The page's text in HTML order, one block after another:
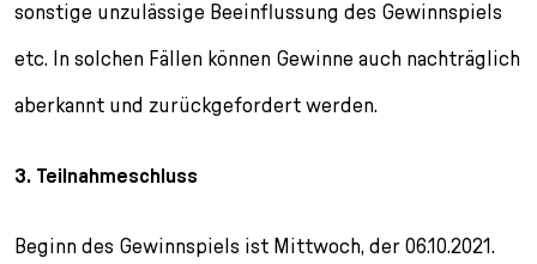
sonstige unzulässige Beeinflussung des Gewinnspiels
etc. In solchen Fällen können Gewinne auch nachträglich
aberkannt und zurückgefordert werden.
3. Teilnahmeschluss
Beginn des Gewinnspiels ist Mittwoch, der 06.10.2021.